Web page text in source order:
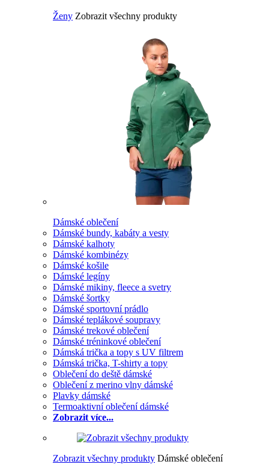
Ženy Zobrazit všechny produkty
Dámské oblečení
Dámské bundy, kabáty a vesty
Dámské kalhoty
Dámské kombinézy
Dámské košile
Dámské legíny
Dámské mikiny, fleece a svetry
Dámské šortky
Dámské sportovní prádlo
Dámské teplákové soupravy
Dámské trekové oblečení
Dámské tréninkové oblečení
Dámská trička a topy s UV filtrem
Dámská trička, T-shirty a topy
Oblečení do deště dámské
Oblečení z merino vlny dámské
Plavky dámské
Termoaktivní oblečení dámské
Zobrazit více...
Zobrazit všechny produkty Dámské oblečení